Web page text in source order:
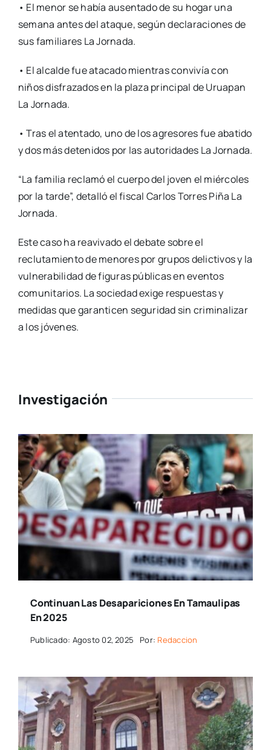
• El menor se había ausentado de su hogar una
semana antes del ataque, según declaraciones de
sus familiares La Jornada.
• El alcalde fue atacado mientras convivía con
niños disfrazados en la plaza principal de Uruapan
La Jornada.
• Tras el atentado, uno de los agresores fue abatido
y dos más detenidos por las autoridades La Jornada.
“La familia reclamó el cuerpo del joven el miércoles
por la tarde”, detalló el fiscal Carlos Torres Piña La
Jornada.
Este caso ha reavivado el debate sobre el
reclutamiento de menores por grupos delictivos y la
vulnerabilidad de figuras públicas en eventos
comunitarios. La sociedad exige respuestas y
medidas que garanticen seguridad sin criminalizar
a los jóvenes.
Investigación
Continuan Las Desapariciones En Tamaulipas
En 2025
Publicado: Agosto 02, 2025 Por: Redaccion